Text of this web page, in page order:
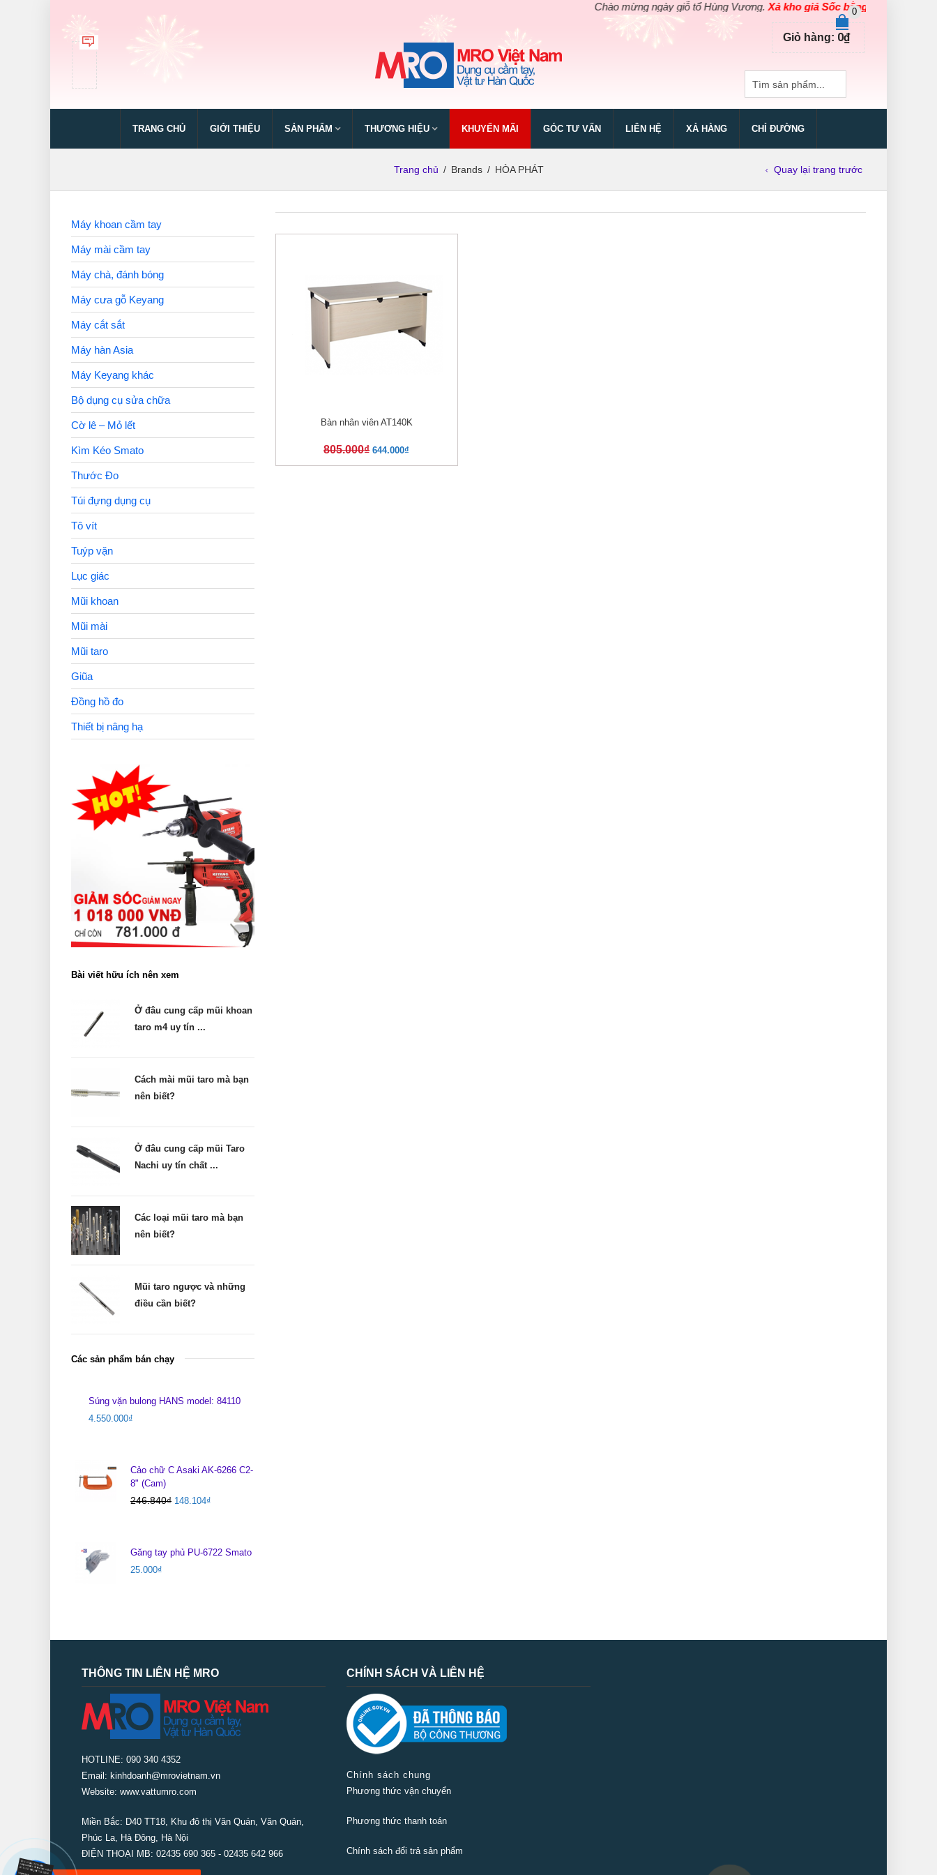
Chào mừng ngày giỗ tổ Hùng Vương.Xả kho giá Sốc bằng giá Gốc
0
Giỏ hàng: 0₫
TRANG CHỦ GIỚI THIỆU SẢN PHẨM THƯƠNG HIỆU KHUYẾN MÃI GÓC TƯ VẤN LIÊN HỆ XẢ HÀNG CHỈ ĐƯỜNG
Trang chủ / Brands / HÒA PHÁT Quay lại trang trước
XEM NHANH
Bàn nhân viên AT140K
805.000₫ 644.000₫
Máy khoan cầm tay
Máy mài cầm tay
Máy chà, đánh bóng
Máy cưa gỗ Keyang
Máy cắt sắt
Máy hàn Asia
Máy Keyang khác
Bộ dụng cụ sửa chữa
Cờ lê – Mỏ lết
Kìm Kéo Smato
Thước Đo
Túi đựng dụng cụ
Tô vít
Tuýp vặn
Lục giác
Mũi khoan
Mũi mài
Mũi taro
Giũa
Đồng hồ đo
Thiết bị nâng hạ
Bài viết hữu ích nên xem
Ở đâu cung cấp mũi khoan
taro m4 uy tín ...
Cách mài mũi taro mà bạn
nên biết?
Ở đâu cung cấp mũi Taro
Nachi uy tín chất ...
Các loại mũi taro mà bạn
nên biết?
Mũi taro ngược và những
điều cần biết?
Các sản phẩm bán chạy
Súng vặn bulong HANS model: 84110
4.550.000₫
Cảo chữ C Asaki AK-6266 C2-
8" (Cam)
246.840₫ 148.104₫
Găng tay phủ PU-6722 Smato
25.000₫
THÔNG TIN LIÊN HỆ MRO
HOTLINE: 090 340 4352
Email: kinhdoanh@mrovietnam.vn
Website: www.vattumro.com
Miền Bắc: D40 TT18, Khu đô thị Văn Quán, Văn Quán,
Phúc La, Hà Đông, Hà Nội
ĐIỆN THOẠI MB: 02435 690 365 - 02435 642 966
CHÍNH SÁCH VÀ LIÊN HỆ
Chính sách chung
Phương thức vận chuyển
Phương thức thanh toán
Chính sách đổi trả sản phẩm